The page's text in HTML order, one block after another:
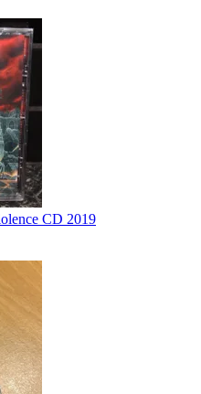
CD 2019